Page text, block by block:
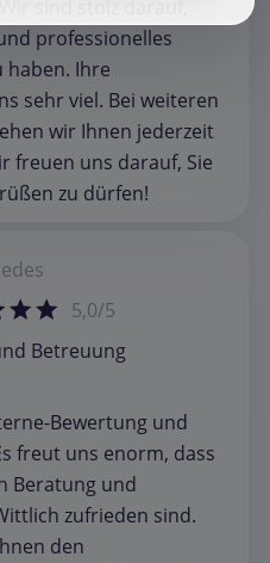
professionelles
haben. Ihre
sehr viel. Bei weiteren
wir Ihnen jederzeit
freuen uns darauf, Sie
zu dürfen!
5,0/5
Betreuung
Bewertung und
freut uns enorm, dass
Beratung und
zufrieden sind.
den